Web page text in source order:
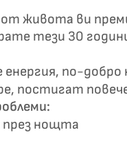
живота ви
тези 30
по-
постигат
през нощта